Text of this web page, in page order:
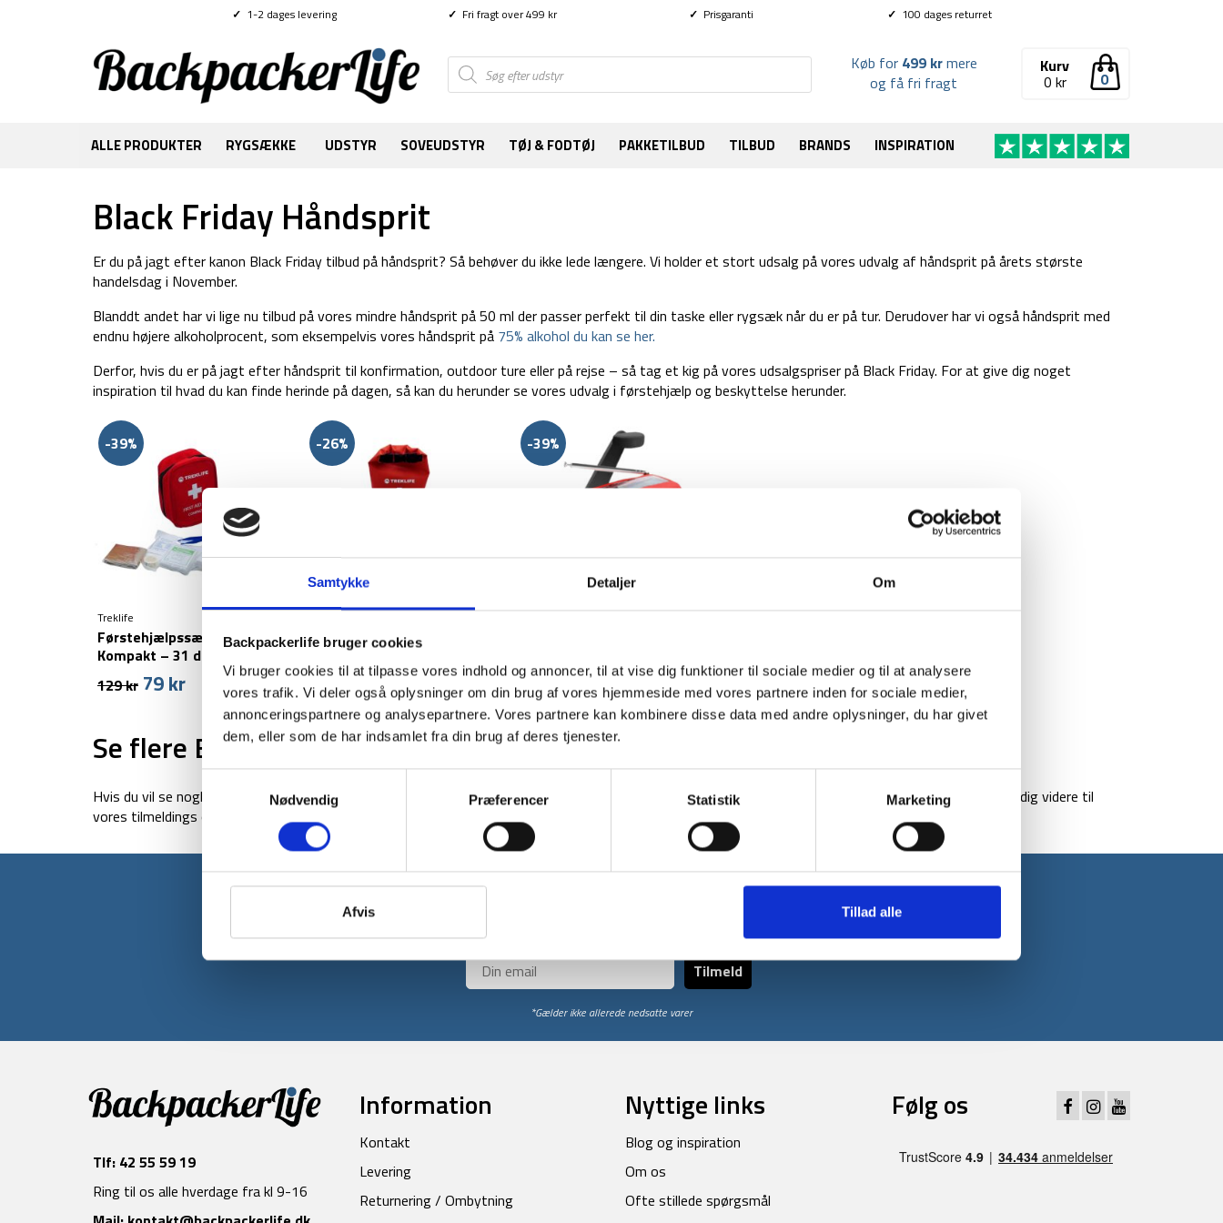
Samtykke Detaljer Om
Backpackerlife bruger cookies
Vi bruger cookies til at tilpasse vores indhold og annoncer, til at vise dig funktioner til sociale medier og til at analysere
vores trafik. Vi deler også oplysninger om din brug af vores hjemmeside med vores partnere inden for sociale medier,
annonceringspartnere og analysepartnere. Vores partnere kan kombinere disse data med andre oplysninger, du har givet
dem, eller som de har indsamlet fra din brug af deres tjenester.
Nødvendig
Præferencer Statistik Marketing
Afvis Tillad alle
✓ 1-2 dages levering ✓ Fri fragt over 499 kr ✓ Prisgaranti ✓ 100 dages returret
Products
search 0
Kurv
0 kr
Køb for 499 krmere
og få fri fragt
ALLE PRODUKTER RYGSÆKKE UDSTYR SOVEUDSTYR TØJ & FODTØJ PAKKETILBUD TILBUD BRANDS INSPIRATION
Black Friday Håndsprit
Er du på jagt efter kanon Black Friday tilbud på håndsprit? Så behøver du ikke lede længere. Vi holder et stort udsalg på vores udvalg af håndsprit på årets største
handelsdag i November.
Blanddt andet har vi lige nu tilbud på vores mindre håndsprit på 50 ml der passer perfekt til din taske eller rygsæk når du er på tur. Derudover har vi også håndsprit med
endnu højere alkoholprocent, som eksempelvis vores håndsprit på 75% alkohol du kan se her.
Derfor, hvis du er på jagt efter håndsprit til konfirmation, outdoor ture eller på rejse – så tag et kig på vores udsalgspriser på Black Friday. For at give dig noget
inspiration til hvad du kan finde herinde på dagen, så kan du herunder se vores udvalg i førstehjælp og beskyttelse herunder.
-39%
Treklife
Førstehjælpssæt –
Kompakt – 31 dele
129kr Den
oprindelige
var:
129 kr.
79krDen
aktuelle
er:
79 kr.
-26%
Førstehjælpssæt – Vandtæt
– 50 dele
199krDen
oprindelige
pris
var:
199 kr.
149krDen
aktuelle
pris
er:
149 kr.
-39%
mAh powerbank
129 kr Den
oprindelige
pris
var:
129 kr.
79krDen
aktuelle
pris
er:
79 kr.
Se flere Black Friday 2022 tilbud
Hvis du vil se nogle af vores andre tilbud på Black Friday, eller hvis du gerne vil skrive dig op på vores e-mail liste så du kan komme forrest i køen, så klik dig videre til
vores tilmeldings og nyhedsside om Black Friday 2022
på linket her.
Tilmeld dig vores nyhedsbrev og modtag med det samme en 10% rabatkode til din første ordre*
Tilmeld
*Gælder ikke allerede nedsatte varer
Tlf: 42 55 59 19
Ring til os alle hverdage fra kl 9-16
Information
Kontakt
Levering
Returnering / Ombytning
Nyttige links
Blog og inspiration
Om os
Ofte stillede spørgsmål
Følg os